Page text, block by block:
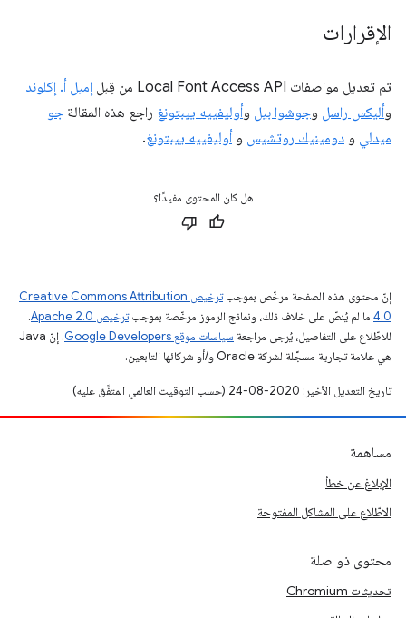
الإقرارات
تم تعديل مواصفات Local Font Access API من قِبل
إميل أ. إكلوند
وأليكس راسل وجوشوا بيل وأوليفييه ييبتونغ راجع هذه المقالة جو
ميدلي و دومينيك روتشيس و أوليفييه ييبتونغ.
هل كان المحتوى مفيدًا؟
إنّ محتوى هذه الصفحة مرخّص بموجب
ترخيص Creative Commons Attribution
4.0‏ ما لم يُنصّ على خلاف ذلك، ونماذج الرموز مرخّصة بموجبترخيص Apache 2.0‏
.
للاطّلاع على التفاصيل، يُرجى مراجعة سياسات موقع Google Developers‏
. إنّ Java
هي علامة تجارية مسجَّلة لشركة Oracle و/أو شركائها التابعين.
تاريخ التعديل الأخير: 2020-08-24 (حسب التوقيت العالمي المتفَّق عليه)
مساهمة
الإبلاغ عن خطأ
الاطّلاع على المشاكل المفتوحة
محتوى ذو صلة
تحديثات Chromium